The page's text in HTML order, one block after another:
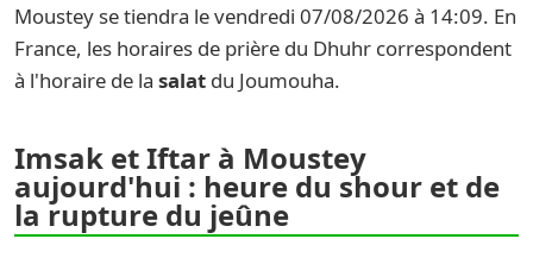
Moustey se tiendra le vendredi 07/08/2026 à 14:09. En
France, les horaires de prière du Dhuhr correspondent
à l'horaire de la salat du Joumouha.
Imsak et Iftar à Moustey
aujourd'hui : heure du shour et de
la rupture du jeûne